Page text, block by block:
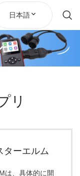
日本語
リ
ターエルム
は、具体的に開